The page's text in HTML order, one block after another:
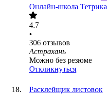
Онлайн-школа Тетрика
4.7
•
306 отзывов
Астрахань
Можно без резюме
Откликнуться
Расклейщик листовок